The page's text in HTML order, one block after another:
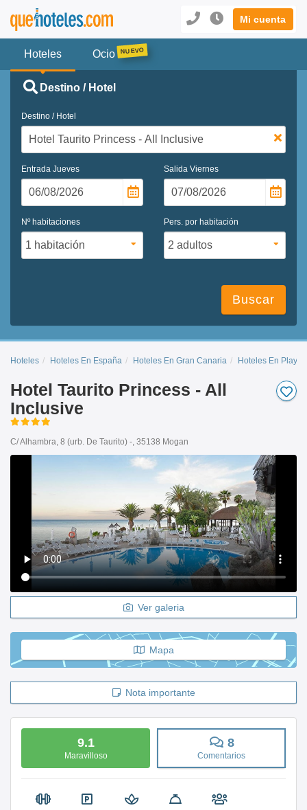
Mi cuenta
Hoteles Ocio
Destino / Hotel
Destino / Hotel
Entrada Jueves Salida Viernes
Nº habitaciones Pers. por habitación
Buscar
Hoteles Hoteles En España Hoteles En Gran Canaria Hoteles En Playa
Hotel Taurito Princess - All
Inclusive
C/ Alhambra, 8 (urb. De Taurito) -, 35138 Mogan
Ver galeria
Mapa
Nota importante
9.1
Maravilloso
8
Comentarios